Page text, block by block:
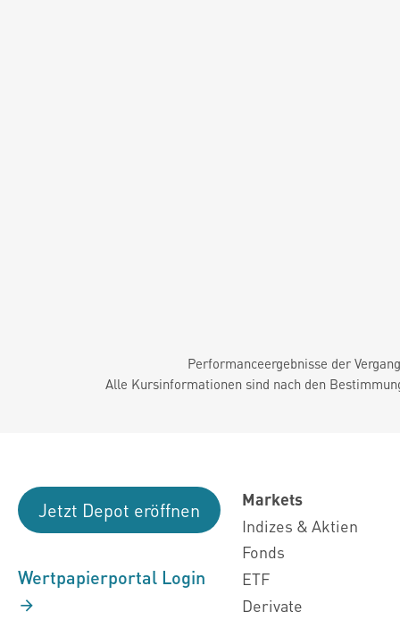
Performanceergebnisse der
Alle Kursinformationen sind nach den
Jetzt Depot eröffnen
Wertpapierportal Login
Markets
Indizes & Aktien
Fonds
ETF
Derivate